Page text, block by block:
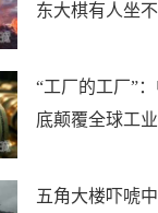
东大棋有人坐不
“工厂的工厂”
底颠覆全球工
五角大楼吓唬